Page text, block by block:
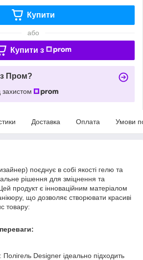
Купити
або
Купити з
Пром?
Доставка Оплата Умови
поєднує в собі якості гелю та
рішення для зміцнення та
продукт є інноваційним матеріалом
що дозволяє створювати красиві
товару:
Полігель Designer ідеально підходить